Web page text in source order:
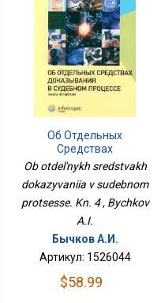
Об Отдельных
Средствах
Доказывания В
Судебном Процессе. Кн.
4
Ob otdel'nykh sredstvakh
dokazyvaniia v sudebnom
protsesse. Kn. 4 , Bychkov
A.I.
Бычков А.И.
Артикул: 1526044
$58.99